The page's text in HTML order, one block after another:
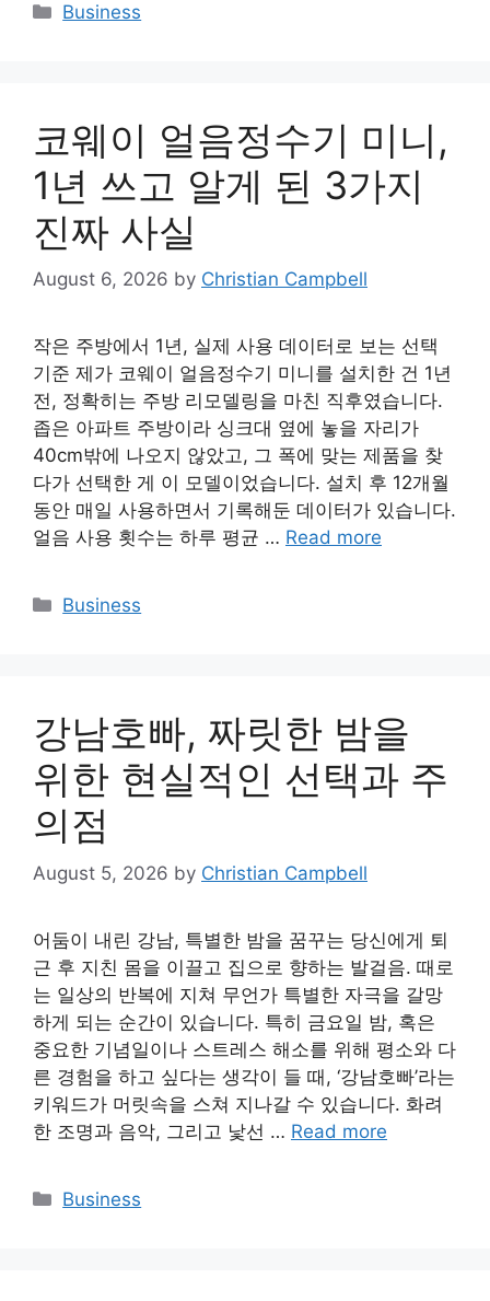
Categories
Business
코웨이 얼음정수기 미니,
1년 쓰고 알게 된 3가지
진짜 사실
August 6, 2026 by Christian Campbell
작은 주방에서 1년, 실제 사용 데이터로 보는 선택
기준 제가 코웨이 얼음정수기 미니를 설치한 건 1년
전, 정확히는 주방 리모델링을 마친 직후였습니다.
좁은 아파트 주방이라 싱크대 옆에 놓을 자리가
40cm밖에 나오지 않았고, 그 폭에 맞는 제품을 찾
다가 선택한 게 이 모델이었습니다. 설치 후 12개월
동안 매일 사용하면서 기록해둔 데이터가 있습니다.
얼음 사용 횟수는 하루 평균 … Read more
Categories
Business
강남호빠, 짜릿한 밤을
위한 현실적인 선택과 주
의점
August 5, 2026 by Christian Campbell
어둠이 내린 강남, 특별한 밤을 꿈꾸는 당신에게 퇴
근 후 지친 몸을 이끌고 집으로 향하는 발걸음. 때로
는 일상의 반복에 지쳐 무언가 특별한 자극을 갈망
하게 되는 순간이 있습니다. 특히 금요일 밤, 혹은
중요한 기념일이나 스트레스 해소를 위해 평소와 다
른 경험을 하고 싶다는 생각이 들 때, ‘강남호빠’라는
키워드가 머릿속을 스쳐 지나갈 수 있습니다. 화려
한 조명과 음악, 그리고 낯선 … Read more
Categories
Business